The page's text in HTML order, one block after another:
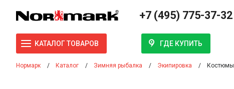
+7 (495) 775-37-32
КАТАЛОГ ТОВАРОВ ГДЕ КУПИТЬ
Нормарк Каталог Зимняя рыбалка Экипировка Костюмы